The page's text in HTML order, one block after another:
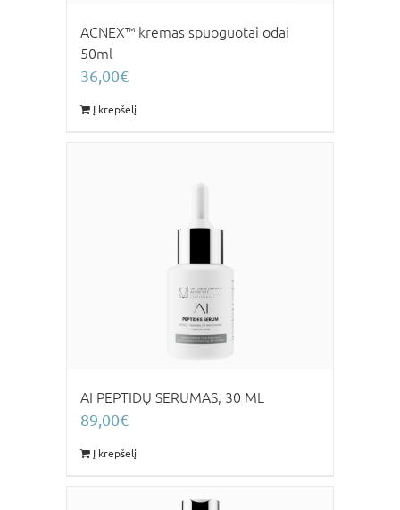
ACNEX™ kremas spuoguotai odai
50ml
36,00€
Į krepšelį
AI PEPTIDŲ SERUMAS, 30 ML
89,00€
Į krepšelį